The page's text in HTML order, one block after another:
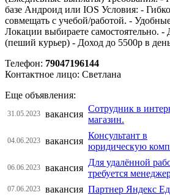
базе Андроид или IOS Условия: -
совмещать с учебой/работой. -
Локации выбираете самостоятельно. -
(пеший курьер) - Доход до 5500р в
Телефон: 79047196144
Контактное лицо: Светлана
Еще объявления:
31.05.2023 вакансия
Сотрудник в
магазин.
04.06.2023 вакансия
Консультант в
юридическую
06.06.2023 вакансия
Для удалённой
требуется
07.06.2023 вакансия Партнер Яндекс